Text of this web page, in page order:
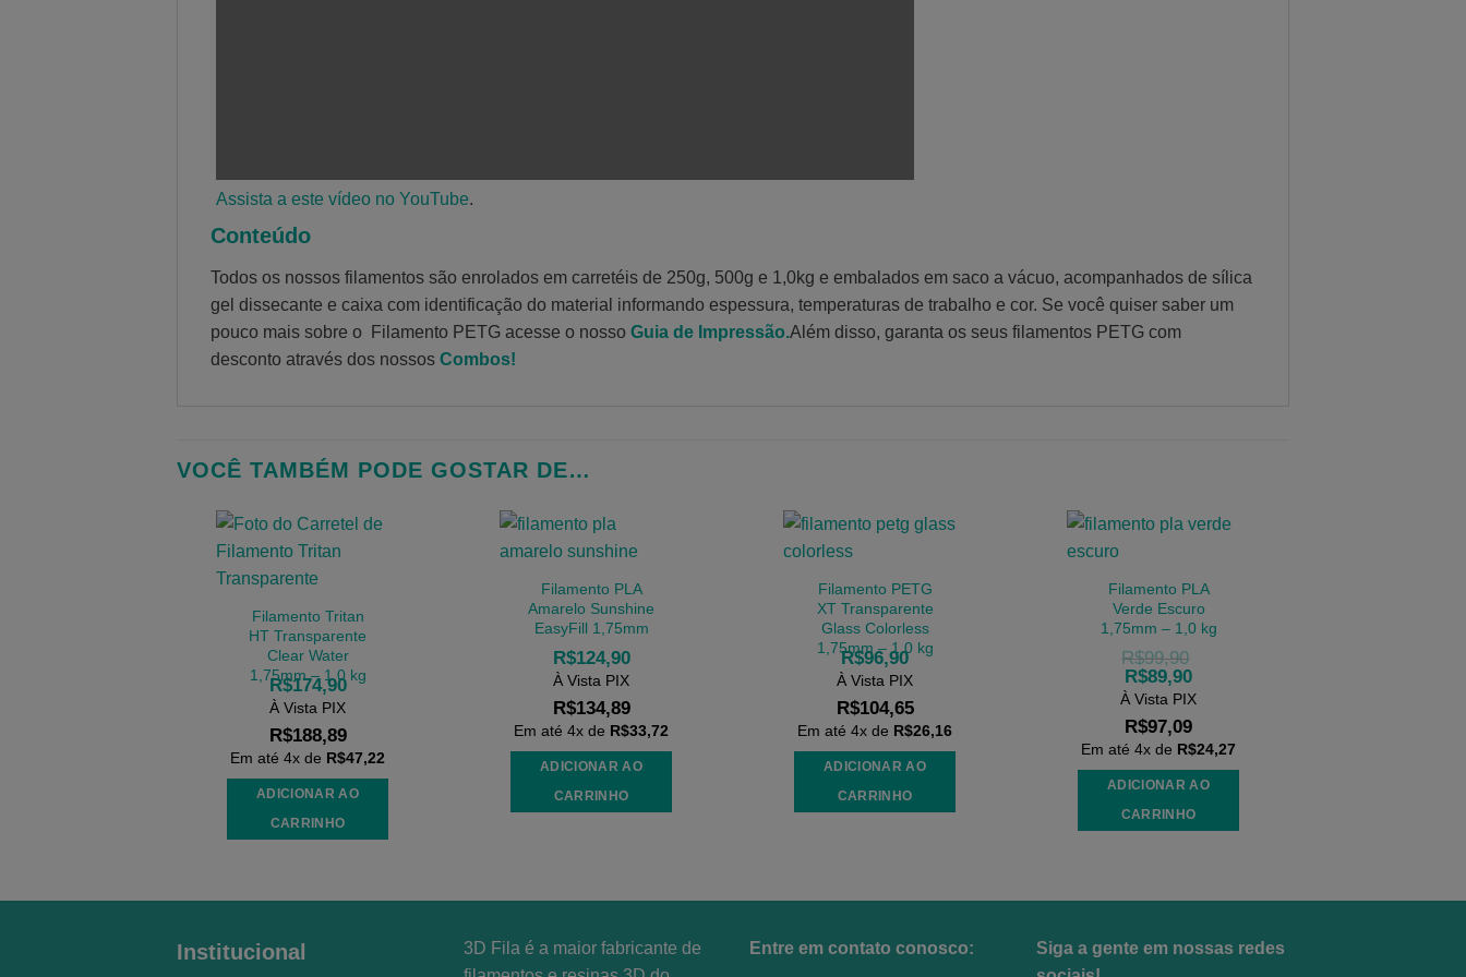
Assista a este vídeo no YouTube.
Conteúdo
Todos os nossos filamentos são enrolados em carretéis de 250g, 500g e 1,0kg e embalados em saco a vácuo, acompanhados de sílica
gel dissecante e caixa com identificação do material informando espessura, temperaturas de trabalho e cor. Se você quiser saber um
pouco mais sobre o Filamento PETG acesse o nosso Guia de Impressão.Além disso, garanta os seus filamentos PETG com
desconto através dos nossos Combos!
VOCÊ TAMBÉM PODE GOSTAR DE…
Filamento Tritan
HT Transparente
Clear Water
1,75mm – 1,0 kg
R$174,90
À Vista PIX
R$188,89
Em até 4x de R$47,22
ADICIONAR AO
CARRINHO
Filamento PLA
Amarelo Sunshine
EasyFill 1,75mm
R$124,90
À Vista PIX
R$134,89
Em até 4x de R$33,72
ADICIONAR AO
CARRINHO
Filamento PETG
XT Transparente
Glass Colorless
1,75mm – 1,0 kg
R$96,90
À Vista PIX
R$104,65
Em até 4x de R$26,16
ADICIONAR AO
CARRINHO
Filamento PLA
Verde Escuro
1,75mm – 1,0 kg
R$99,90
R$89,90
À Vista PIX
R$97,09
Em até 4x de R$24,27
ADICIONAR AO
CARRINHO
Institucional
3D Fila é a maior fabricante de
Entre em contato conosco:
Siga a gente em nossas redes